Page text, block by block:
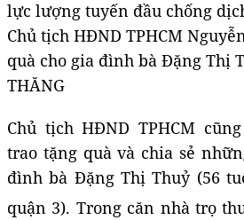
Chủ tịch HĐND TPHCM
quà cho gia đình bà Đặng Thị
THĂNG
Chủ tịch HĐND TPHCM
trao tặng quà và chia sẻ
đình bà Đặng Thị Thuỷ (56
quận 3). Trong căn nhà trọ